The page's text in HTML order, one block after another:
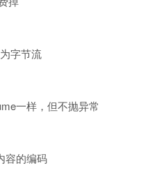
字节流
一样，但不抛异常
容的编码